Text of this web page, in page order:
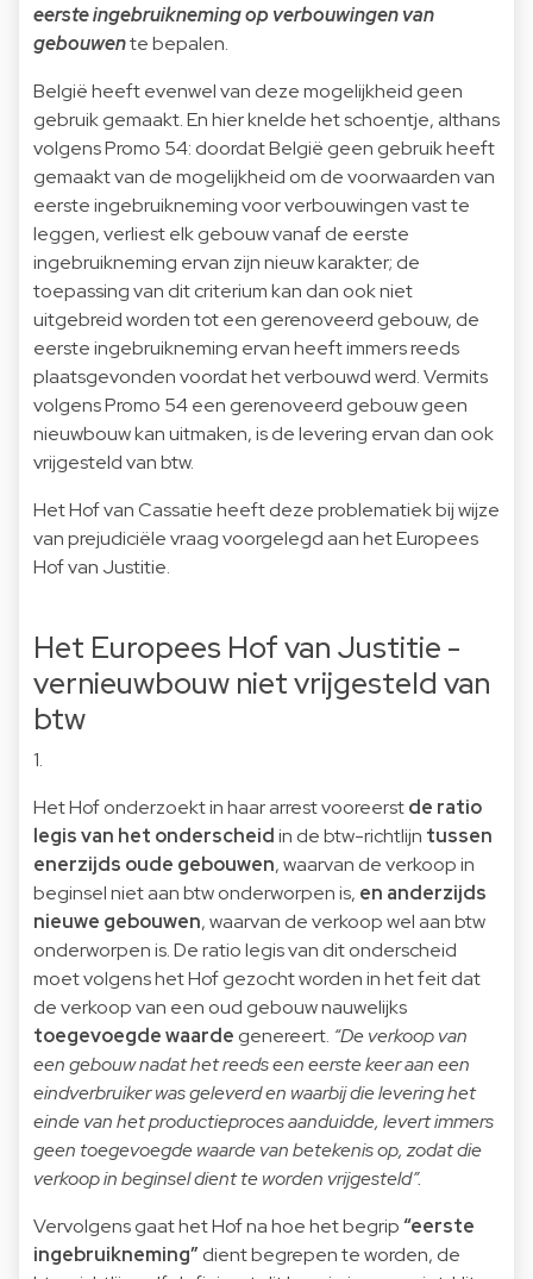
eerste ingebruikneming op verbouwingen van
gebouwente bepalen.
België heeft evenwel van deze mogelijkheid geen
gebruik gemaakt. En hier knelde het schoentje, althans
volgens Promo 54: doordat België geen gebruik heeft
gemaakt van de mogelijkheid om de voorwaarden van
eerste ingebruikneming voor verbouwingen vast te
leggen, verliest elk gebouw vanaf de eerste
ingebruikneming ervan zijn nieuw karakter; de
toepassing van dit criterium kan dan ook niet
uitgebreid worden tot een gerenoveerd gebouw, de
eerste ingebruikneming ervan heeft immers reeds
plaatsgevonden voordat het verbouwd werd. Vermits
volgens Promo 54 een gerenoveerd gebouw geen
nieuwbouw kan uitmaken, is de levering ervan dan ook
vrijgesteld van btw.
Het Hof van Cassatie heeft deze problematiek bij wijze
van prejudiciële vraag voorgelegd aan het Europees
Hof van Justitie.
Het Europees Hof van Justitie -
vernieuwbouw niet vrijgesteld van
btw
1.
Het Hof onderzoekt in haar arrest vooreerstde ratio
legisvan het onderscheidin de btw-richtlijn tussen
enerzijds oude gebouwen, waarvan de verkoop in
beginsel niet aan btw onderworpen is, en anderzijds
nieuwe gebouwen, waarvan de verkoop wel aan btw
onderworpen is. De ratio legis van dit onderscheid
moet volgens het Hof gezocht worden in het feit dat
de verkoop van een oud gebouw nauwelijks
toegevoegde waarde genereert. “De verkoop van
een gebouw nadat het reeds een eerste keer aan een
eindverbruiker was geleverd en waarbij die levering het
einde van het productieproces aanduidde, levert immers
geen toegevoegde waarde van betekenis op, zodat die
verkoop in beginsel dient te worden vrijgesteld”.
Vervolgens gaat het Hof na hoe het begrip“eerste
ingebruikneming” dient begrepen te worden, de